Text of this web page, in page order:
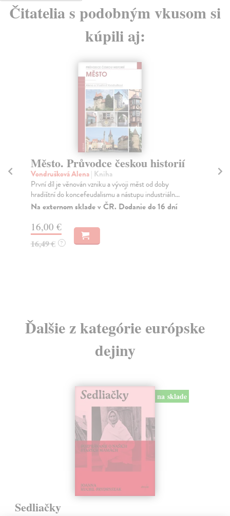
Čitatelia s podobným vkusom si
kúpili aj:
Město. Průvodce českou historií
Vondrušková Alena| Kniha
První díl je věnován vzniku a vývoji měst od doby
hradištní do koncefeudalismu a nástupu industriáln...
Na externom sklade v ČR. Dodanie do 16 dní
16,00 €
16,49 € ?
Ďalšie z kategórie európske
dejiny
na sklade
Sedliačky